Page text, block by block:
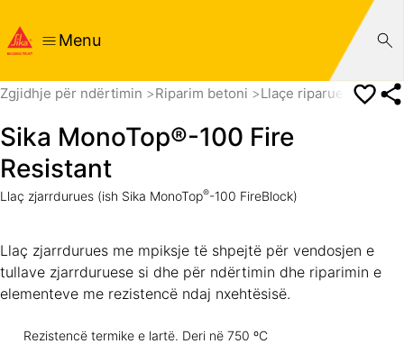
Menu
Zgjidhje për ndërtimin Riparim betoni Llaçe riparuese Për
Sika MonoTop®-100 Fire
Resistant
Llaç zjarrdurues (ish Sika MonoTop®-100 FireBlock)
Llaç zjarrdurues me mpiksje të shpejtë për vendosjen e
tullave zjarrduruese si dhe për ndërtimin dhe riparimin e
elementeve me rezistencë ndaj nxehtësisë.
Rezistencë termike e lartë. Deri në 750 ºC